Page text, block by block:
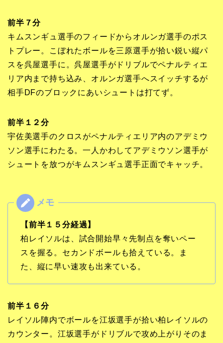
前半７分
キムスンギュ選手のフィードからオルンガ選手のポス
トプレー。こぼれたボールを三原選手が拾い鋭い縦パ
スを呉屋選手に。呉屋選手がドリブルでペナルティエ
リア内まで持ち込み、オルンガ選手へスイッチするが
相手DFのブロックにあいシュートは打てず。
前半１２分
宇佐美選手のクロスがペナルティエリア内のアデミウ
ソン選手にわたる。一人かわしてアデミウソン選手が
シュートを放つがキムスンギュ選手正面でキャッチ。
【前半１５分経過】
柏レイソルは、試合開始早々先制点を奪いペー
スを握る。セカンドボールも拾えている。ま
た、縦に早い速攻も出来ている。
前半１６分
レイソル陣内でボールを江坂選手が拾い柏レイソルの
カウンター。江坂選手がドリブルで攻め上がりそのま